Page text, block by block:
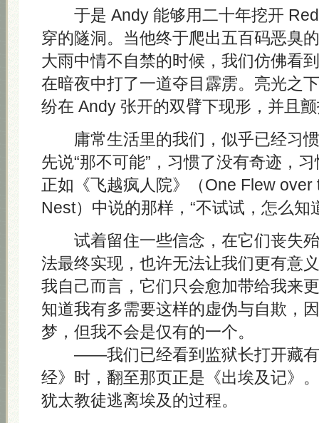
于是 Andy 能够用二十年挖开 Red
穿的隧洞。当他终于爬出五百码恶臭
大雨中情不自禁的时候，我们仿佛看
在暗夜中打了一道夺目霹雳。亮光之
纷在 Andy 张开的双臂下现形，并且
庸常生活里的我们，似乎已经习惯
先说“那不可能”，习惯了没有奇迹，
正如《飞越疯人院》（One Flew over
Nest）中说的那样，“不试试，怎么知
试着留住一些信念，在它们丧失殆
法最终实现，也许无法让我们更有
我自己而言，它们只会愈加带给我来
知道我有多需要这样的虚伪与自欺，
梦，但我不会是仅有的一个。
——我们已经看到监狱长打开藏有
经》时，翻至那页正是《出埃及记》
犹太教徒逃离埃及的过程。